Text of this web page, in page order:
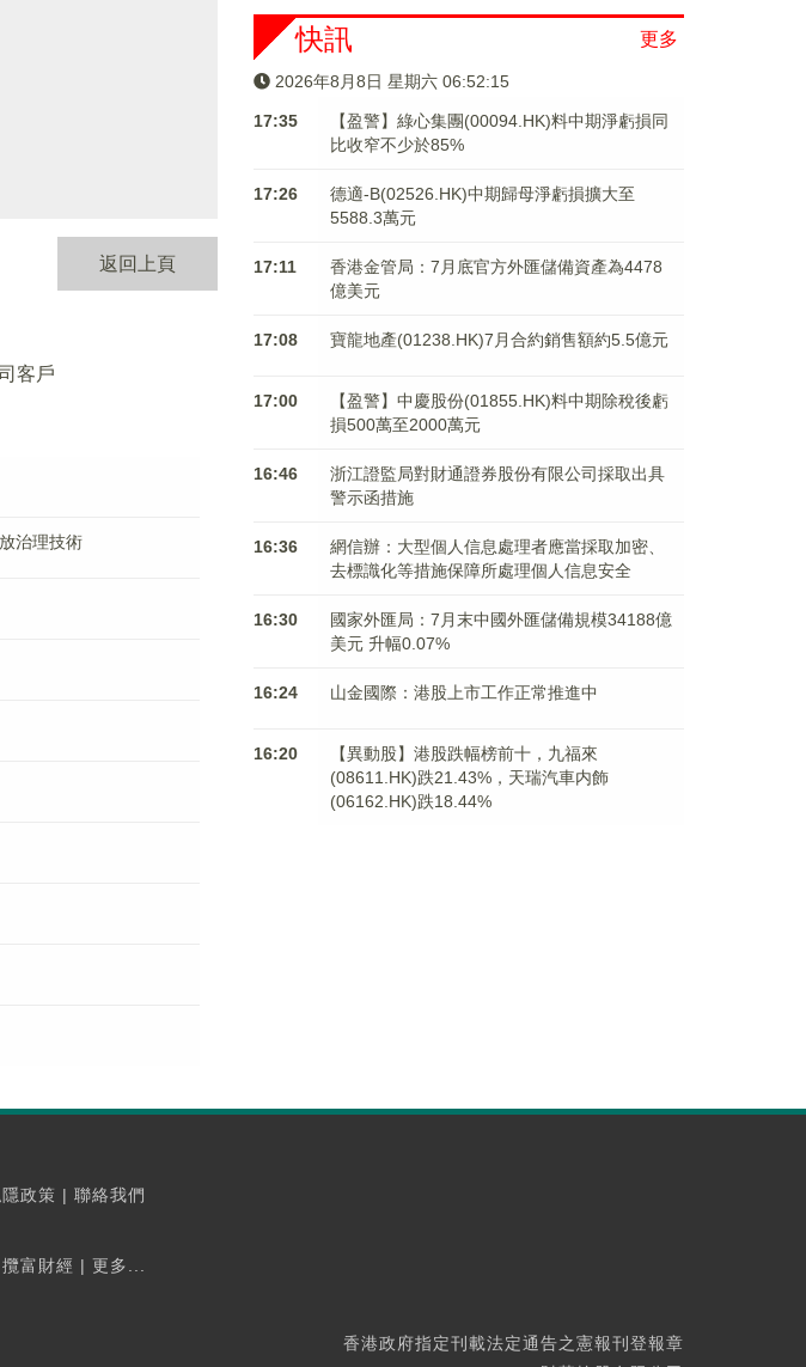
返回上頁
客戶
治理技術
更多
快訊
2026年8月8日 星期六 06:52:15
17:35
【盈警】綠心集團(00094.HK)料中期淨虧損同
比收窄不少於85%
17:26
德適-B(02526.HK)中期歸母淨虧損擴大至
5588.3萬元
17:11
香港金管局：7月底官方外匯儲備資產為4478
億美元
17:08 寶龍地產(01238.HK)7月合約銷售額約5.5億元
17:00
【盈警】中慶股份(01855.HK)料中期除稅後虧
損500萬至2000萬元
16:46
浙江證監局對財通證券股份有限公司採取出具
警示函措施
16:36
網信辦：大型個人信息處理者應當採取加密、
去標識化等措施保障所處理個人信息安全
16:30
國家外匯局：7月末中國外匯儲備規模34188億
美元 升幅0.07%
16:24 山金國際：港股上市工作正常推進中
16:20
【異動股】港股跌幅榜前十，九福來
(08611.HK)跌21.43%，天瑞汽車内飾
(06162.HK)跌18.44%
政策 | 聯絡我們
攬富財經 | 更多...
香港政府指定刊載法定通告之憲報刊登報章